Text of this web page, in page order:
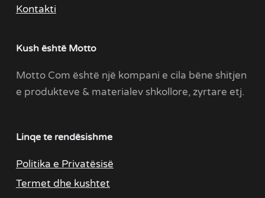
Kontakti
Kush është Motto
Motto Com është një kompani e cila bëne shitjen
e produkteve & materialev shkollore, zyrtare etj.
Linqe te rendësishme
Politika e Privatësisë
Termet dhe kushtet